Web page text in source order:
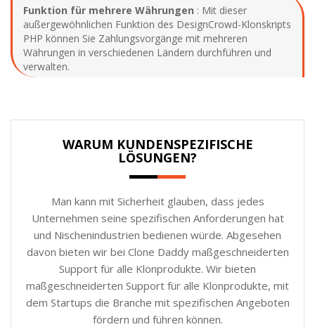
Funktion für mehrere Währungen : Mit dieser
außergewöhnlichen Funktion des DesignCrowd-Klonskripts
PHP können Sie Zahlungsvorgänge mit mehreren
Währungen in verschiedenen Ländern durchführen und
verwalten.
WARUM KUNDENSPEZIFISCHE
LÖSUNGEN?
Man kann mit Sicherheit glauben, dass jedes
Unternehmen seine spezifischen Anforderungen hat
und Nischenindustrien bedienen würde. Abgesehen
davon bieten wir bei Clone Daddy maßgeschneiderten
Support für alle Klonprodukte. Wir bieten
maßgeschneiderten Support für alle Klonprodukte, mit
dem Startups die Branche mit spezifischen Angeboten
fördern und führen können.